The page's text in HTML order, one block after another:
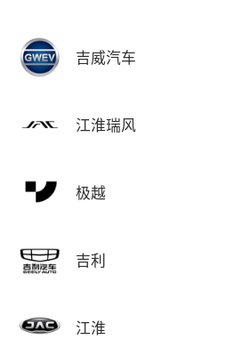
吉威汽车
江淮瑞风
极越
吉利
江淮